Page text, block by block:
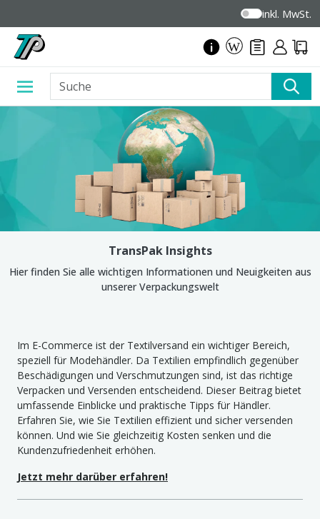
inkl. MwSt.
TransPak Insights
Hier finden Sie alle wichtigen Informationen und Neuigkeiten aus
unserer Verpackungswelt
Im E-Commerce ist der Textilversand ein wichtiger Bereich,
speziell für Modehändler. Da Textilien empfindlich gegenüber
Beschädigungen und Verschmutzungen sind, ist das richtige
Verpacken und Versenden entscheidend. Dieser Beitrag bietet
umfassende Einblicke und praktische Tipps für Händler.
Erfahren Sie, wie Sie Textilien effizient und sicher versenden
können. Und wie Sie gleichzeitig Kosten senken und die
Kundenzufriedenheit erhöhen.
Jetzt mehr darüber erfahren!